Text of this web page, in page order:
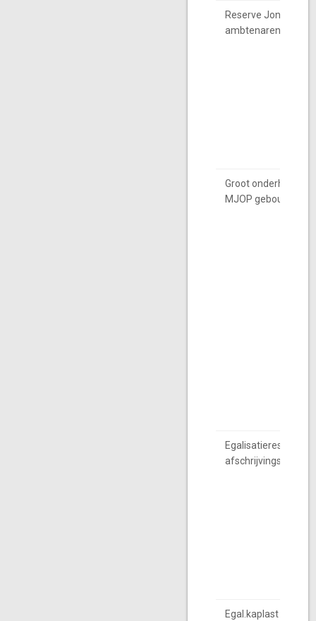
Reserve Jonge
ambtenaren
Groot onderhoud
MJOP gebouwen
Egalisatiereserve
afschrijvingslst.
Egal.kaplast nota